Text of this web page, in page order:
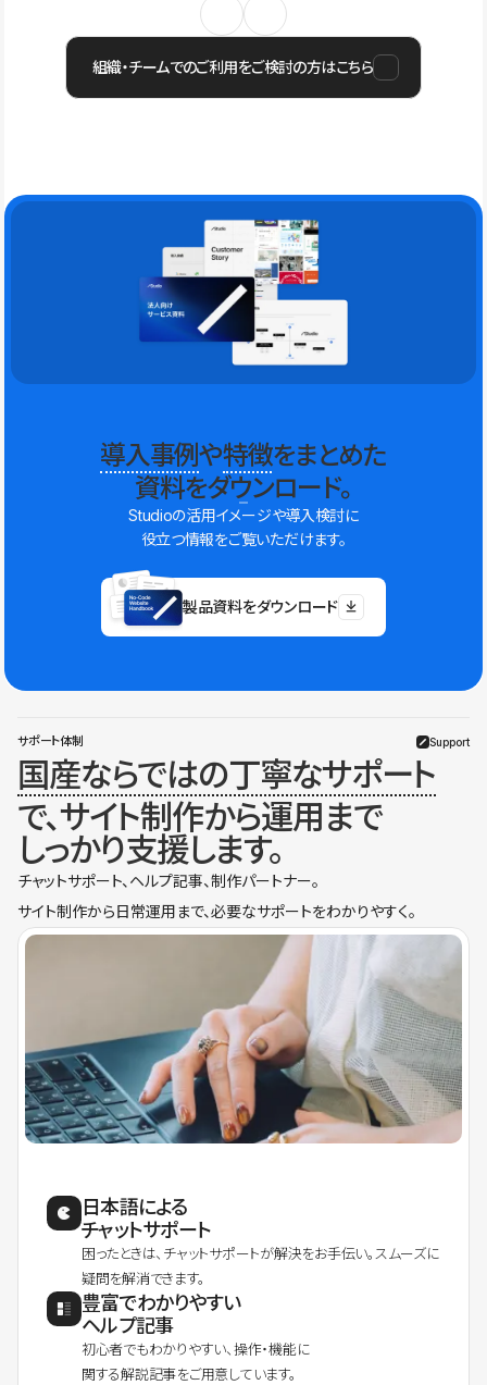
組織・チームでのご利用をご検討の方はこちら
導入事例や特徴をまとめた
資料をダウンロード。
Studioの活用イメージや導入検討に
役立つ情報をご覧いただけます。
製品資料をダウンロード
サポート体制 Support
国産ならではの丁寧なサポート
で、サイト制作から運用まで
しっかり支援します。
チャットサポート、ヘルプ記事、制作パートナー。
サイト制作から日常運用まで、必要なサポートをわかりやすく。
日本語による
チャットサポート
困ったときは、チャットサポートが解決をお手伝い。スムーズに
疑問を解消できます。
豊富でわかりやすい
ヘルプ記事
初心者でもわかりやすい、操作・機能に
関する解説記事をご用意しています。